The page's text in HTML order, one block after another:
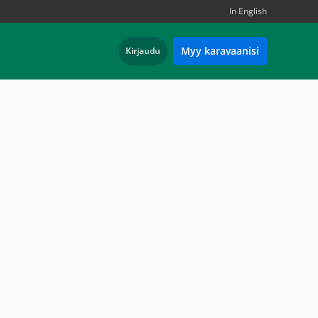
In English
Kirjaudu Myy karavaanisi